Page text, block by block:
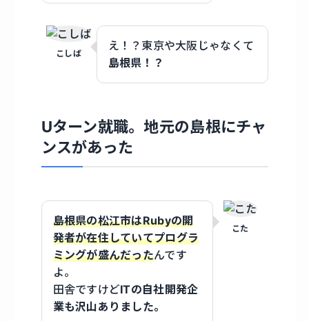
こしば
え！？東京や大阪じゃなくて
島根県！？
Uターン就職。地元の島根にチャ
ンスがあった
こた
島根県の松江市はRubyの開
発者が在住していてプログラ
ミングが盛んだったんです
よ。
田舎ですけどITの自社開発企
業も沢山ありました。